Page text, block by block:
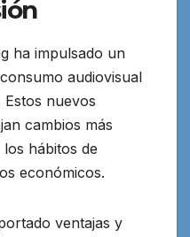
ha impulsado un
audiovisual
nuevos
cambios más
hábitos de
económicos.
ventajas y